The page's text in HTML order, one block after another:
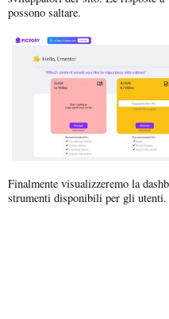
possono saltare.
Finalmente visualizzeremo la
strumenti disponibili per gli utenti.